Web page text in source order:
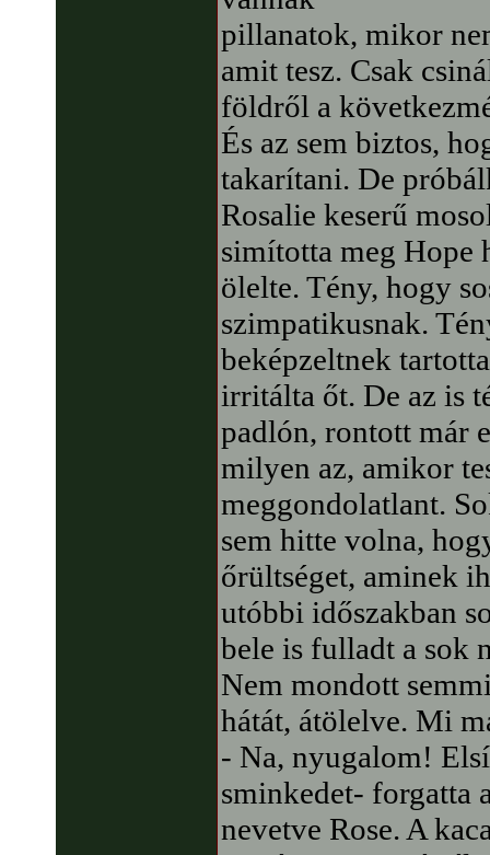
pillanatok, mikor
amit tesz. Csak
földről a
És az sem biztos,
takarítani. De
Rosalie keserű
simította meg Hope
ölelte. Tény, hogy
szimpatikusnak.
beképzeltnek
irritálta őt. De az is
padlón, rontott már
milyen az, amikor
meggondolatlant.
sem hitte volna,
őrültséget, aminek
utóbbi időszakban
bele is fulladt a sok
Nem mondott
hátát, átölelve. Mi
- Na, nyugalom!
sminkedet- forgatta
nevetve Rose. A